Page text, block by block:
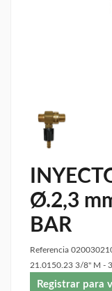
Ø.2,3
BAR
Referencia
21.0150.23 3/8" M -
Registrar para